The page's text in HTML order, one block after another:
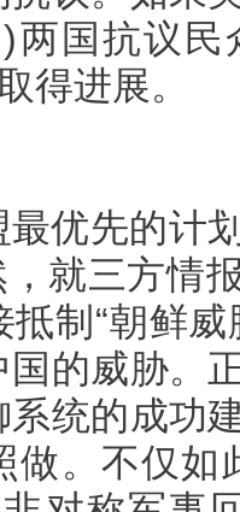
两国抗议
得进展。
优先的计
就三方情
制“朝鲜
的威胁。
统的成功
做。不仅如